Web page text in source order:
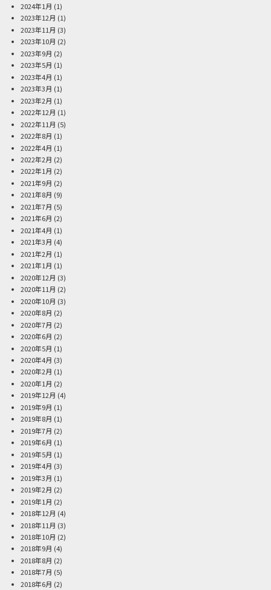
2024年1月 (1)
2023年12月 (1)
2023年11月 (3)
2023年10月 (2)
2023年9月 (2)
2023年5月 (1)
2023年4月 (1)
2023年3月 (1)
2023年2月 (1)
2022年12月 (1)
2022年11月 (5)
2022年8月 (1)
2022年4月 (1)
2022年2月 (2)
2022年1月 (2)
2021年9月 (2)
2021年8月 (9)
2021年7月 (5)
2021年6月 (2)
2021年4月 (1)
2021年3月 (4)
2021年2月 (1)
2021年1月 (1)
2020年12月 (3)
2020年11月 (2)
2020年10月 (3)
2020年8月 (2)
2020年7月 (2)
2020年6月 (2)
2020年5月 (1)
2020年4月 (3)
2020年2月 (1)
2020年1月 (2)
2019年12月 (4)
2019年9月 (1)
2019年8月 (1)
2019年7月 (2)
2019年6月 (1)
2019年5月 (1)
2019年4月 (3)
2019年3月 (1)
2019年2月 (2)
2019年1月 (2)
2018年12月 (4)
2018年11月 (3)
2018年10月 (2)
2018年9月 (4)
2018年8月 (2)
2018年7月 (5)
2018年6月 (2)